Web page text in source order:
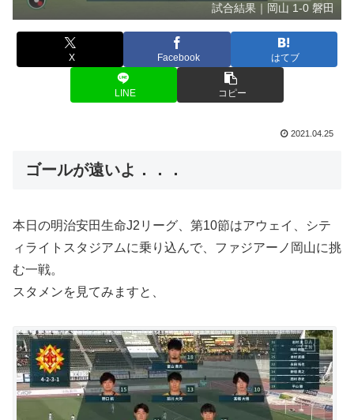
試合結果｜岡山 1-0 磐田
X Facebook はてブ
LINE コピー
2021.04.25
ゴールが遠いよ．．．
本日の明治安田生命J2リーグ、第10節はアウェイ、シテ
ィライトスタジアムに乗り込んで、ファジアーノ岡山に挑
む一戦。
スタメンを見てみますと、